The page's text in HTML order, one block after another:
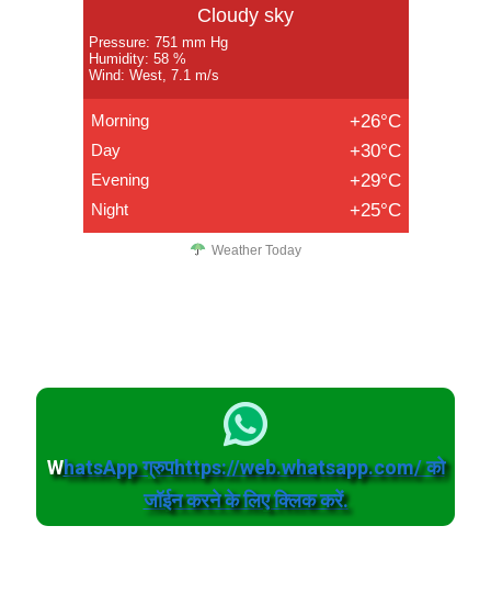
Cloudy sky
Pressure: 751 mm Hg
Humidity: 58 %
Wind: West, 7.1 m/s
Morning +26°C
Day +30°C
Evening +29°C
Night +25°C
Weather Today
WhatsApp ग्रुपhttps://web.whatsapp.com/ को
जॉईन करने के लिए क्लिक करें.